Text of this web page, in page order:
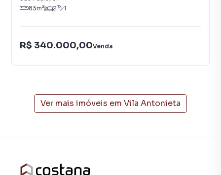
83m² 2 1
R$ 340.000,00Venda
Ver mais imóveis em Vila Antonieta